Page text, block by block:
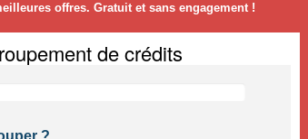
offres. Gratuit et sans engagement !